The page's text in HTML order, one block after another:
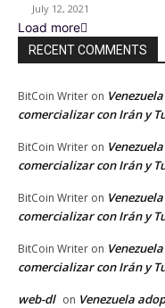
July 12, 2021
Load more
RECENT COMMENTS
BitCoin Writer on
comercializar con Irán y
BitCoin Writer on
comercializar con Irán y
BitCoin Writer on
comercializar con Irán y
BitCoin Writer on
comercializar con Irán y
web-dl on Venezuela